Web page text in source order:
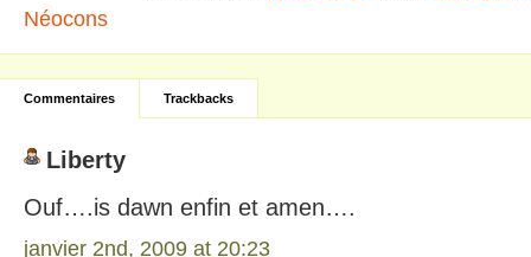
Néocons
Commentaires Trackbacks
Liberty
Ouf….is dawn enfin et amen….
janvier 2nd, 2009 at 20:23